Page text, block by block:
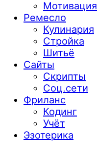
Мотивация
Ремесло
Кулинария
Стройка
Шитьё
Сайты
Скрипты
Соц.сети
Фриланс
Кодинг
Учёт
Эзотерика